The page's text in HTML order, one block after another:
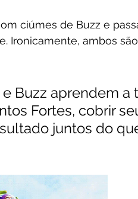
ciúmes de Buzz e
Ironicamente, ambos
Buzz aprendem a
Fortes, cobrir
juntos do